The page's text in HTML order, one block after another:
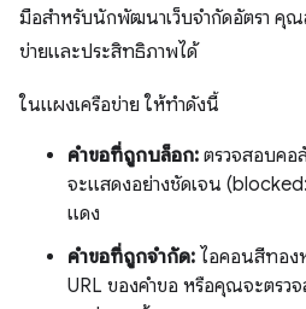
มือสำหรับนักพัฒนาเว็บจำกัดอัตรา คุณ
ข่ายและประสิทธิภาพได้
ในแผงเครือข่าย ให้ทำดังนี้
คำขอที่ถูกบล็อก: ตรวจสอบคอ
จะแสดงอย่างชัดเจน
แดง
คำขอที่ถูกจำกัด: ไอคอนสีทอง
URL ของคำขอ หรือคุณจะตรว